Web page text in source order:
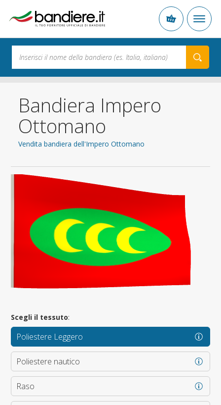
Bandiera Impero
Ottomano
Vendita bandiera dell'Impero Ottomano
Scegli il tessuto:
Poliestere Leggero
Poliestere nautico
Raso